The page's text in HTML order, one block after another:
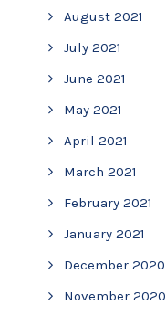
August 2021
July 2021
June 2021
May 2021
April 2021
March 2021
February 2021
January 2021
December 2020
November 2020